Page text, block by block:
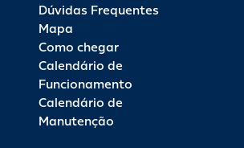
Dúvidas Frequentes
Mapa
Como chegar
Calendário de
Funcionamento
Calendário de
Manutenção